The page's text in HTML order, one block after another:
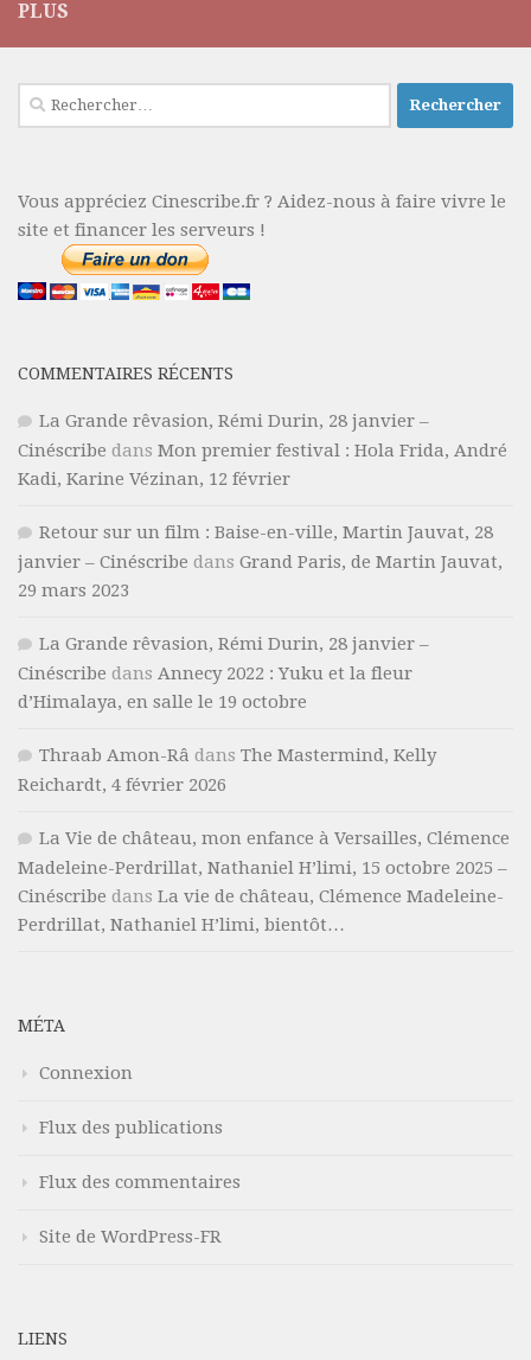
PLUS
Rechercher :
Vous appréciez Cinescribe.fr ? Aidez-nous à faire vivre le
site et financer les serveurs !
COMMENTAIRES RÉCENTS
La Grande rêvasion, Rémi Durin, 28 janvier –
Cinéscribe dans Mon premier festival : Hola Frida, André
Kadi, Karine Vézinan, 12 février
Retour sur un film : Baise-en-ville, Martin Jauvat, 28
janvier – Cinéscribe dans Grand Paris, de Martin Jauvat,
29 mars 2023
La Grande rêvasion, Rémi Durin, 28 janvier –
Cinéscribe dans Annecy 2022 : Yuku et la fleur
d’Himalaya, en salle le 19 octobre
Thraab Amon-Râ dans The Mastermind, Kelly
Reichardt, 4 février 2026
La Vie de château, mon enfance à Versailles, Clémence
Madeleine-Perdrillat, Nathaniel H’limi, 15 octobre 2025 –
Cinéscribe dans La vie de château, Clémence Madeleine-
Perdrillat, Nathaniel H’limi, bientôt…
MÉTA
Connexion
Flux des publications
Flux des commentaires
Site de WordPress-FR
LIENS